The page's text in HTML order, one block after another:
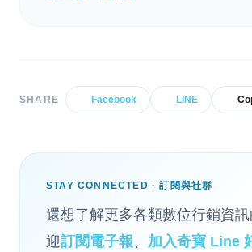
SHARE Facebook LINE
STAY CONNECTED · 訂閱與社群
還想了解更多各類數位行銷資
迎訂閱電子報、 加入奇寶 Line